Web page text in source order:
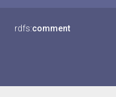
rdfs:comment